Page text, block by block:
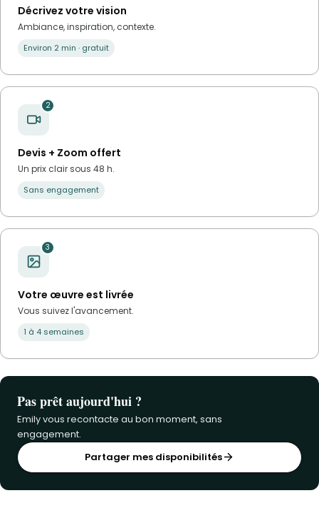
Décrivez votre vision
Ambiance, inspiration, contexte.
Environ 2 min · gratuit
2
Devis + Zoom offert
Un prix clair sous 48 h.
Sans engagement
3
Votre œuvre est livrée
Vous suivez l'avancement.
1 à 4 semaines
Pas prêt aujourd'hui ?
Emily vous recontacte au bon moment, sans
engagement.
Partager mes disponibilités